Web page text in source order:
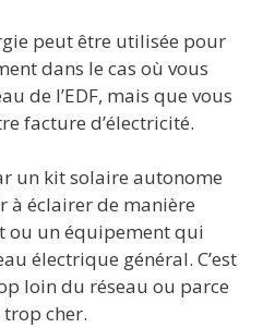
peut être utilisée pour
dans le cas où vous
de l’EDF, mais que vous
facture d’électricité.
un kit solaire autonome
à éclairer de manière
ou un équipement qui
électrique général. C’est
loin du réseau ou parce
cher.